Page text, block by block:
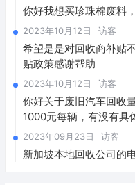
你好我想买珍珠棉废料
2023年10月12日 访客
希望是是对回收商补贴
贴政策感谢帮助
2023年10月12日 访客
你好关于废旧汽车回收
1000元每辆，有没有具
2023年09月23日 访客
新加坡本地回收公司的